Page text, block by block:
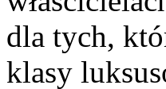
dla tych,
klasy